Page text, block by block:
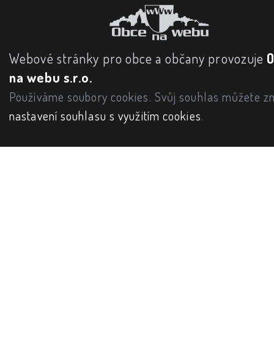
Webové stránky pro obce a občany provozuje
na webu s.r.o.
Používáme soubory cookies. Svůj souhlas můžete
nastavení souhlasu s využitím cookies.